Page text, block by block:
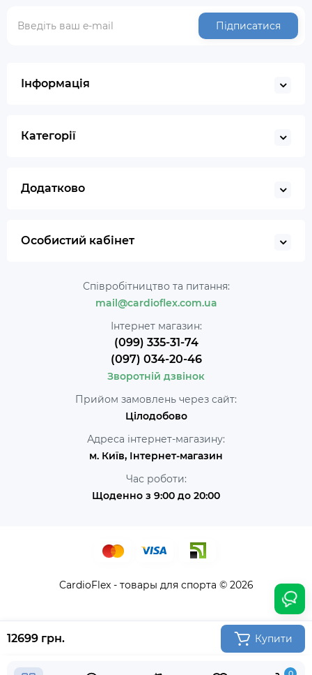
12699 грн. Купити
Підписатися
Інформація
Категорії
Додатково
Особистий кабінет
Співробітництво та питання:
mail@cardioflex.com.ua
Інтернет магазин:
(099) 335-31-74
(097) 034-20-46
Зворотній дзвінок
Прийом замовлень через сайт:
Цілодобово
Адреса інтернет-магазину:
м. Київ, Інтернет-магазин
Час роботи:
Щоденно з 9:00 до 20:00
CardioFlex - товары для спорта © 2026